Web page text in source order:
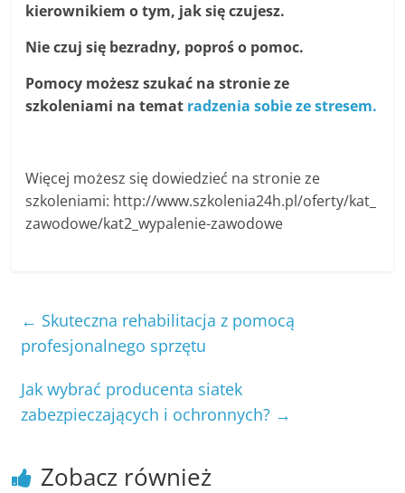
kierownikiem o tym, jak się czujesz.
Nie czuj się bezradny, poproś o pomoc.
Pomocy możesz szukać na stronie ze
szkoleniami na temat radzenia sobie ze stresem.
Więcej możesz się dowiedzieć na stronie ze
szkoleniami: http://www.szkolenia24h.pl/oferty/kat_
zawodowe/kat2_wypalenie-zawodowe
← Skuteczna rehabilitacja z pomocą
profesjonalnego sprzętu
Jak wybrać producenta siatek
zabezpieczających i ochronnych? →
Zobacz również